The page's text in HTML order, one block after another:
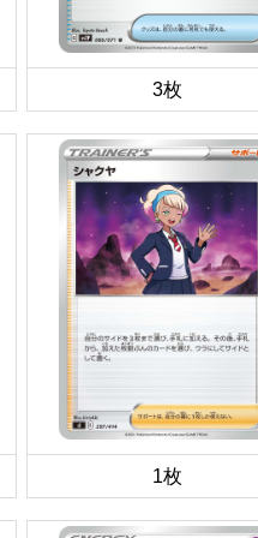
3枚
1枚